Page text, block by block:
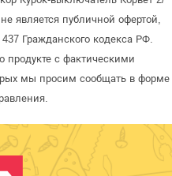
является публичной офертой,
Гражданского кодекса РФ.
продукте с фактическими
мы просим сообщать в форме